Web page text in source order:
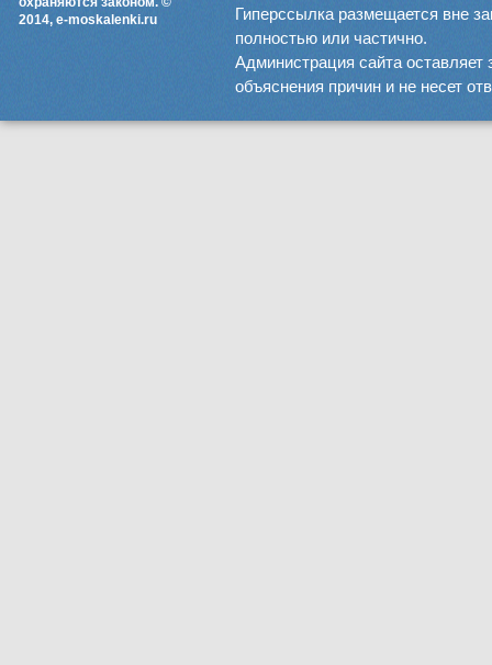
2014, e-moskalenki.ru
Гиперссылка размещается вне
полностью или частично.
Администрация сайта оставляет
объяснения причин и не несет